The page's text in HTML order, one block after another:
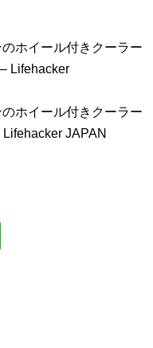
ホイール付きクーラー
Lifehacker
ホイール付きクーラー
JAPAN